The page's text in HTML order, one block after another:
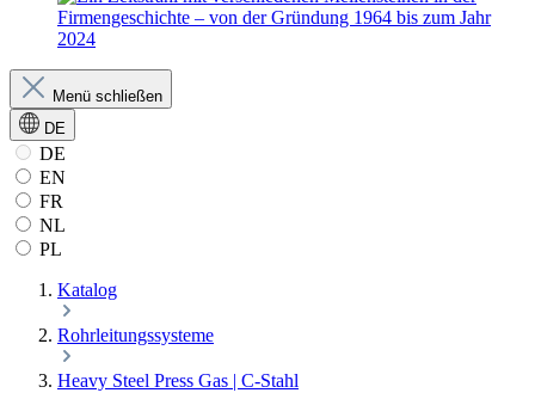
Menü schließen
DE
DE
EN
FR
NL
PL
Katalog
Rohrleitungssysteme
Heavy Steel Press Gas | C-Stahl